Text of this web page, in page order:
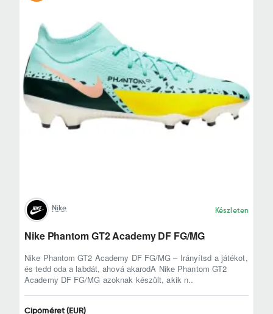
Nike Készleten
Nike Phantom GT2 Academy DF FG/MG
Nike Phantom GT2 Academy DF FG/MG – Irányítsd a játékot,
és tedd oda a labdát, ahová akarodA Nike Phantom GT2
Academy DF FG/MG azoknak készült, akik n..
Cipőméret (EUR)